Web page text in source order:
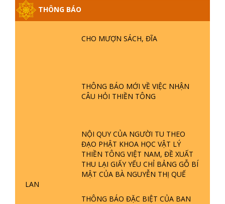
THÔNG BÁO
CHO MƯỢN SÁCH, ĐĨA
THÔNG BÁO MỚI VỀ VIỆC NHẬN
CÂU HỎI THIỀN TÔNG
NỘI QUY CỦA NGƯỜI TU THEO
ĐẠO PHẬT KHOA HỌC VẬT LÝ
THIỀN TÔNG VIỆT NAM, ĐỀ XUẤT
THU LẠI GIẤY YẾU CHỈ BẢNG GỖ BÍ
MẬT CỦA BÀ NGUYỄN THỊ QUẾ
LAN
THÔNG BÁO ĐẶC BIỆT CỦA BAN
GIẢI ĐÁP ĐẶC BIỆT P25 - SUỐT 49
HOA LÀ HỘI GÌ? TỬ VÌ ĐẠO
PHẬT GIỚI CÓ THỜI GIAN KHÔNG? |
TTTD
ĐỨC CHÚA TRỜI LÀ AI? QUỶ SA
TĂNG? | TTTD
GIẢI ĐÁP THIỀN TÔNG ĐẶC BIỆT P22
- TẠI SAO TRÁI ĐẤT NHIỀU THIÊN TAI